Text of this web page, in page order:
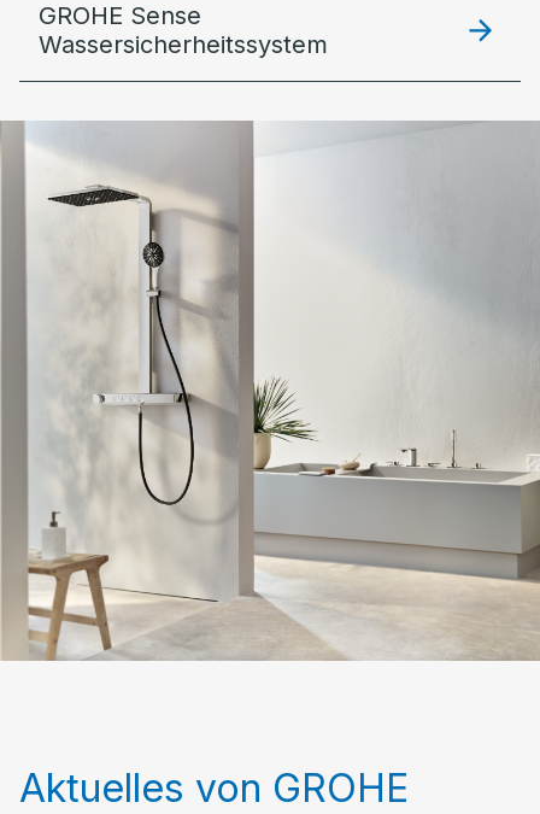
GROHE Sense
Wassersicherheitssystem
Aktuelles von GROHE